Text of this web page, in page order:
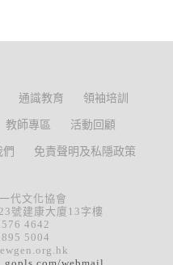
通識教育 領袖培訓
教師專區 活動回顧
們 免責聲明及私隱政策
代文化協會
號建康大廈13字樓
4642
5004